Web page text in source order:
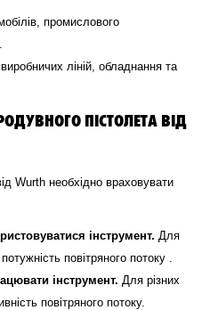
промислового
ліній, обладнання та
ПІСТОЛЕТА ВІД
Wurth необхідно враховувати
інструмент. Для
повітряного потоку .
інструмент. Для різних
повітряного потоку.